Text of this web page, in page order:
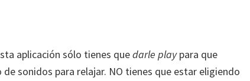
aplicación sólo tienes quedarle playpara que
sonidos para relajar. NO tienes que estar eligiendo